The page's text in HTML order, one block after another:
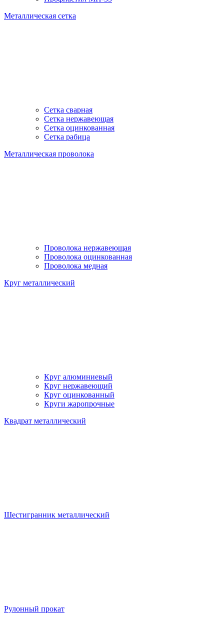
Металлическая сетка
Сетка сварная
Сетка нержавеющая
Сетка оцинкованная
Сетка рабица
Металлическая проволока
Проволока нержавеющая
Проволока оцинкованная
Проволока медная
Круг металлический
Круг алюминиевый
Круг нержавеющий
Круг оцинкованный
Круги жаропрочные
Квадрат металлический
Шестигранник металлический
Рулонный прокат